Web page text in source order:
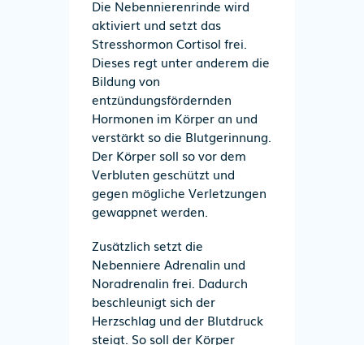
Die Nebennierenrinde wird
aktiviert und setzt das
Stresshormon Cortisol frei.
Dieses regt unter anderem die
Bildung von
entzündungsfördernden
Hormonen im Körper an und
verstärkt so die Blutgerinnung.
Der Körper soll so vor dem
Verbluten geschützt und
gegen mögliche Verletzungen
gewappnet werden.
Zusätzlich setzt die
Nebenniere Adrenalin und
Noradrenalin frei. Dadurch
beschleunigt sich der
Herzschlag und der Blutdruck
steigt. So soll der Körper